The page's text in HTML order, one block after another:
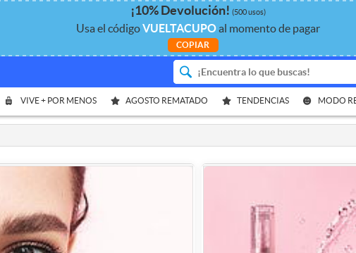
¡10%Devolución! (500 usos)
Usa el códigoVUELTACUPOal momento de pagar
COPIAR
VIVE + POR MENOS AGOSTO REMATADO TENDENCIAS MODO